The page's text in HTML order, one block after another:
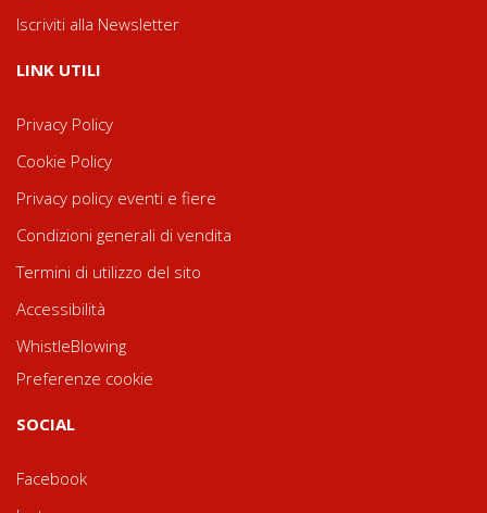
Iscriviti alla Newsletter
LINK UTILI
Privacy Policy
Cookie Policy
Privacy policy eventi e fiere
Condizioni generali di vendita
Termini di utilizzo del sito
Accessibilità
WhistleBlowing
Preferenze cookie
SOCIAL
Facebook